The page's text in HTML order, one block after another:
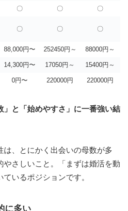
〇 〇 〇
〇 〇 〇
88,000円〜 252450円～ 88000円～
14,300円〜 17050円～ 15400円～
0円〜 220000円 220000円
」と「始めやすさ」に一番強い結
は、とにかく出会いの母数が多
やさしいこと。「まずは婚活を動
いるポジションです。
に多い